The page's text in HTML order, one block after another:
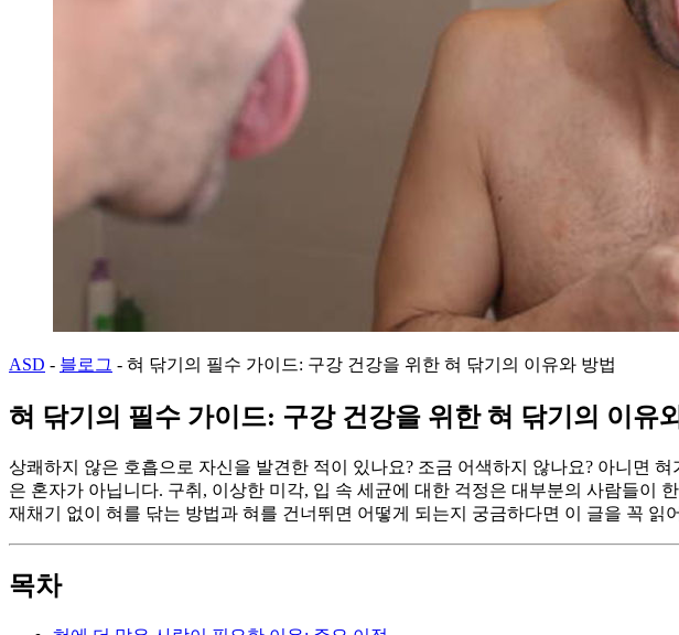
ASD - 블로그 - 혀 닦기의 필수 가이드: 구강 건강을 위한 혀 닦기의 이유와 방법
혀 닦기의 필수 가이드: 구강 건강을 위한 혀 닦기의 이유
상쾌하지 않은 호흡으로 자신을 발견한 적이 있나요? 조금 어색하지 않나요? 아니면
은 혼자가 아닙니다. 구취, 이상한 미각, 입 속 세균에 대한 걱정은 대부분의 사람들이
재채기 없이 혀를 닦는 방법과 혀를 건너뛰면 어떻게 되는지 궁금하다면 이 글을 꼭 읽
목차